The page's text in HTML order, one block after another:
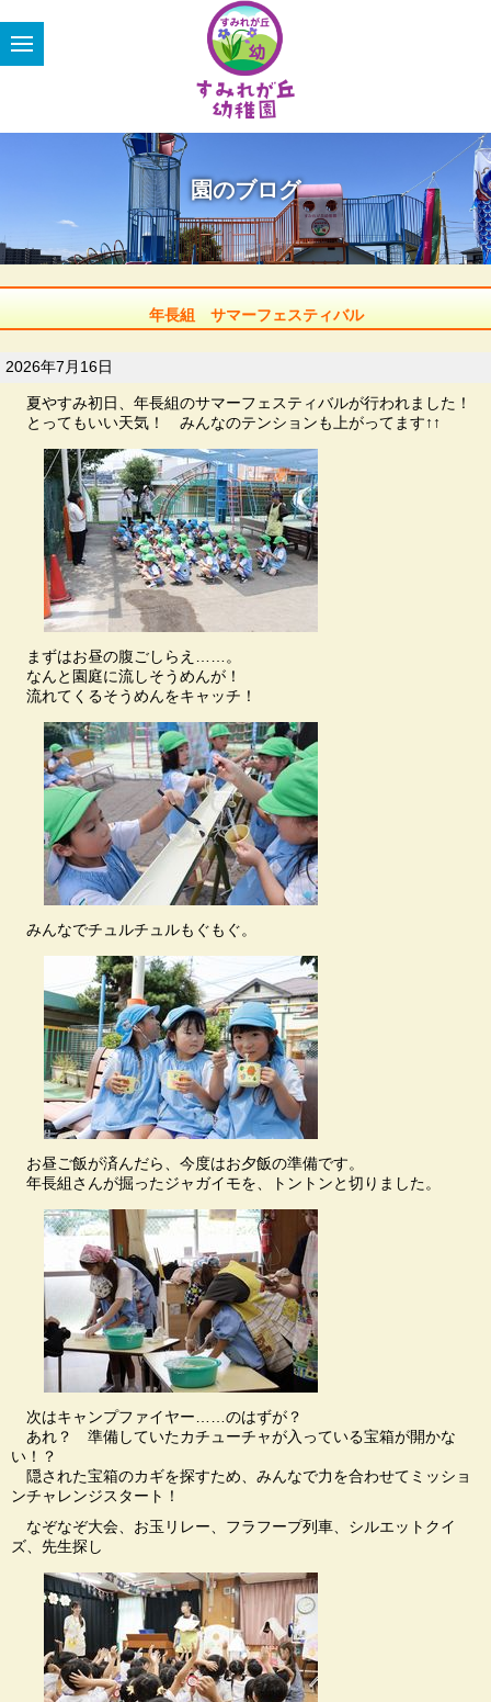
園のブログ
年長組 サマーフェスティバル
2026年7月16日
夏やすみ初日、年長組のサマーフェスティバルが行われました！
とってもいい天気！ みんなのテンションも上がってます↑↑
まずはお昼の腹ごしらえ……。
なんと園庭に流しそうめんが！
流れてくるそうめんをキャッチ！
みんなでチュルチュルもぐもぐ。
お昼ご飯が済んだら、今度はお夕飯の準備です。
年長組さんが掘ったジャガイモを、トントンと切りました。
次はキャンプファイヤー……のはずが？
あれ？ 準備していたカチューチャが入っている宝箱が開かな
い！？
隠された宝箱のカギを探すため、みんなで力を合わせてミッショ
ンチャレンジスタート！
なぞなぞ大会、お玉リレー、フラフープ列車、シルエットクイ
ズ、先生探し